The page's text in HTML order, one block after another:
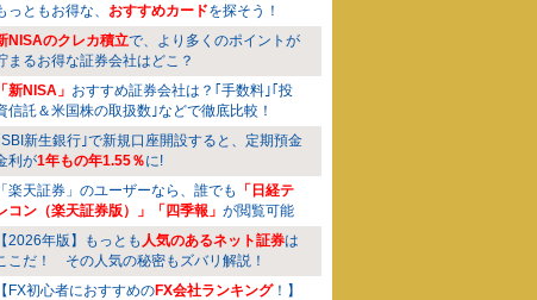
っともお得な、 おすすめカードを探そう！
NISAのクレカ積立で、より多くのポイントが
まるお得な証券会社はどこ？
「新NISA」 おすすめ証券会社は？｢手数料｣｢投
信託＆米国株の取扱数｣などで徹底比較！
SBI新生銀行｣で新規口座開設すると、定期預金
利が1年もの年1.55％に!
「楽天証券」のユーザーなら、誰でも
「日経テ
コン（楽天証券版）」「四季報」 が閲覧可能
【2026年版】もっとも 人気のあるネット証券は
こだ！ その人気の秘密もズバリ解説！
【FX初心者におすすめのFX会社ランキング！】